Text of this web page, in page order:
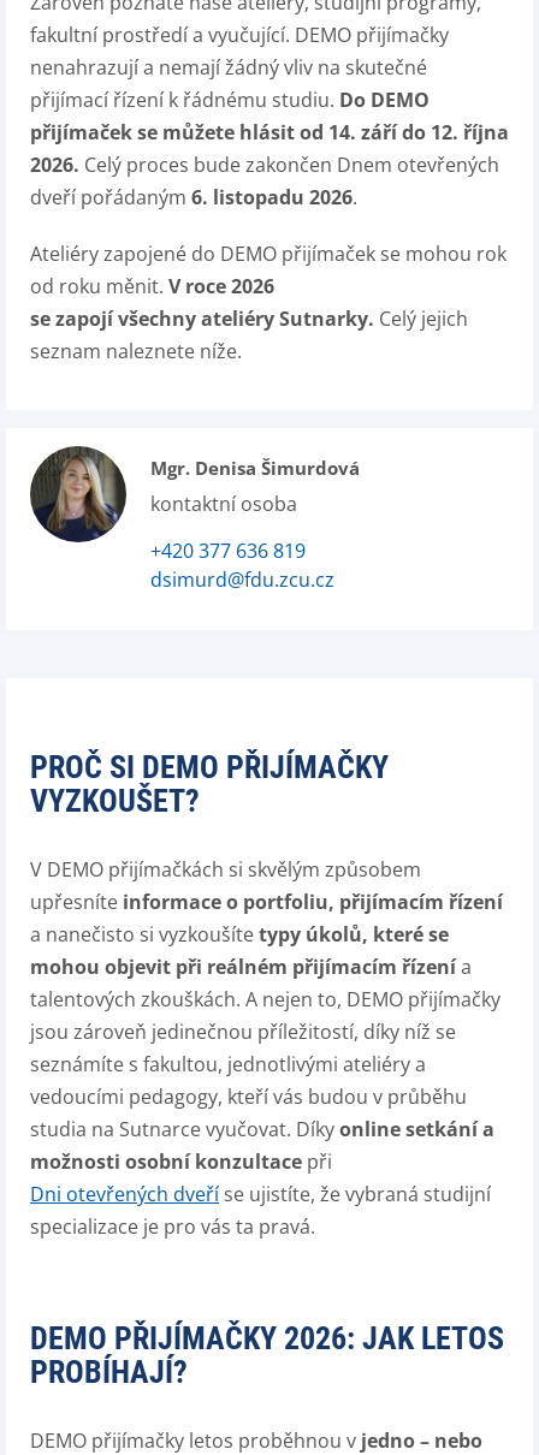
fakultní prostředí a vyučující. DEMO přijímačky
nenahrazují a nemají žádný vliv na skutečné
přijímací řízení k řádnému studiu. Do DEMO
přijímaček se můžete hlásit od 14. září do 12. října
2026. Celý proces bude zakončen Dnem otevřených
dveří pořádaným 6. listopadu 2026.
Ateliéry zapojené do DEMO přijímaček se mohou rok
od roku měnit. V roce 2026
se zapojí všechny ateliéry Sutnarky. Celý jejich
seznam naleznete níže.
Mgr. Denisa Šimurdová
kontaktní osoba
+420 377 636 819
dsimurd@fdu.zcu.cz
PROČ SI DEMO PŘIJÍMAČKY
VYZKOUŠET?
V DEMO přijímačkách si skvělým způsobem
upřesníte informace o portfoliu, přijímacím řízení
a nanečisto si vyzkoušítetypy úkolů, které se
mohou objevit při reálném přijímacím řízenía
talentových zkouškách. A nejen to, DEMO přijímačky
jsou zároveň jedinečnou příležitostí, díky níž se
seznámíte s fakultou, jednotlivými ateliéry a
vedoucími pedagogy, kteří vás budou v průběhu
studia na Sutnarce vyučovat. Díkyonline setkání a
možnosti osobní konzultace při
Dni otevřených dveříse ujistíte, že vybraná studijní
specializace je pro vás ta pravá.
DEMO PŘIJÍMAČKY 2026: JAK LETOS
PROBÍHAJÍ?
DEMO přijímačky letos proběhnou v jedno – nebo